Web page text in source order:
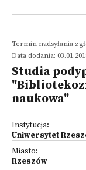
Termin nadsyłania
Data dodania:
Studia
naukowa"
Instytucja:
Uniwersytet
Miasto:
Rzeszów